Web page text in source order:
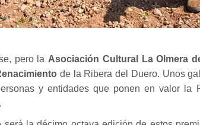
pero la Asociación Cultural La Olmera
de la Ribera del Duero. Unos
y entidades que ponen en valor la